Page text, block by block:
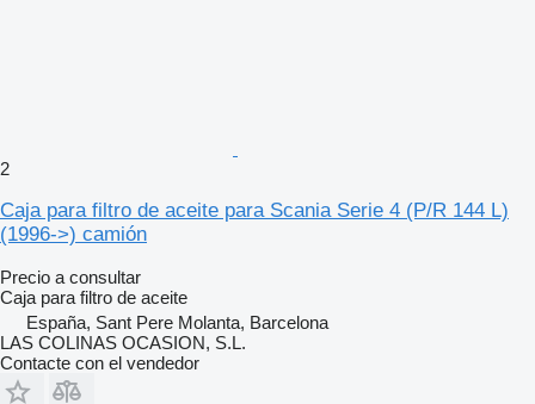
2
Caja para filtro de aceite para Scania Serie 4 (P/R 144 L)
(1996->) camión
Precio a consultar
Caja para filtro de aceite
España, Sant Pere Molanta, Barcelona
LAS COLINAS OCASION, S.L.
Contacte con el vendedor